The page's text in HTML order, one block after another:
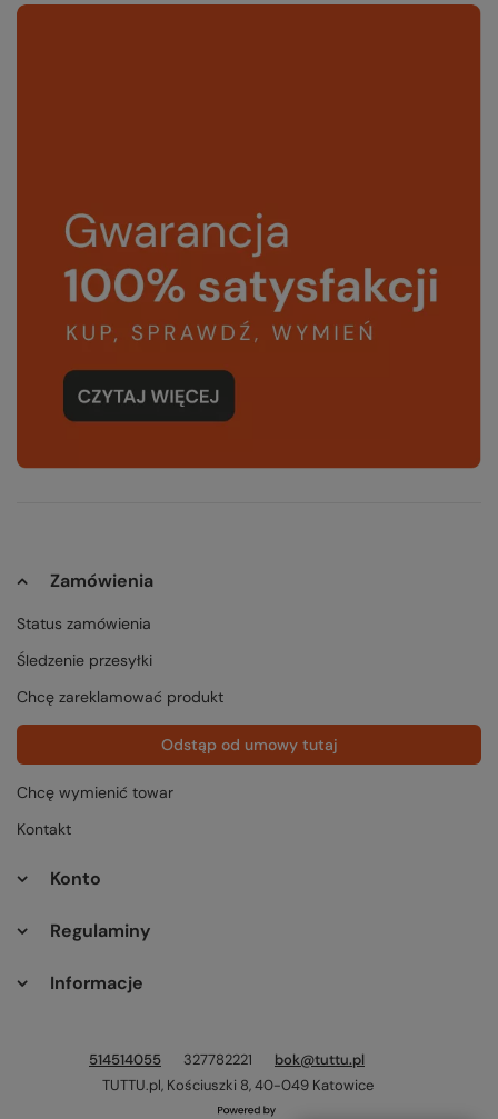
Zamówienia
Status zamówienia
Śledzenie przesyłki
Chcę zareklamować produkt
Odstąp od umowy tutaj
Chcę wymienić towar
Kontakt
Konto
Regulaminy
Informacje
514514055 327782221
bok@tuttu.pl
TUTTU.pl, Kościuszki 8,40-049 Katowice